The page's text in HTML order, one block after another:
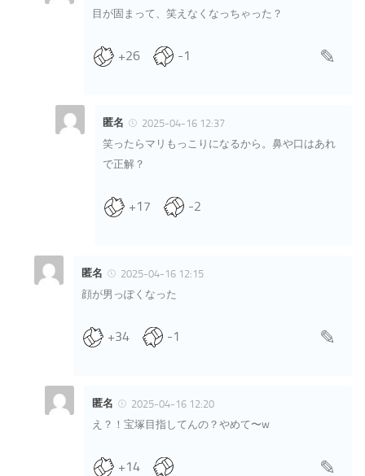
目が固まって、笑えなくなっちゃった？
+26 -1
匿名
2025-04-16 12:37
笑ったらマリもっこりになるから。鼻や口はあれ
で正解？
+17 -2
匿名
2025-04-16 12:15
顔が男っぽくなった
+34 -1
匿名
2025-04-16 12:20
え？！宝塚目指してんの？やめて〜w
+14